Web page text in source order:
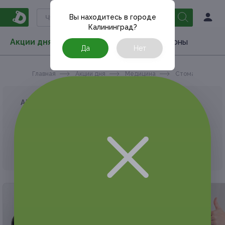
Акции дня Товары Туризм РестоКупоны
Вы находитесь в городе
Калининград?
Да Нет
Главная Акции дня Медицина Стоматология
АКЦИЯ, КОТОРУЮ ВЫ ИСКАЛИ, ЗАВЕРШЕНА.
Но у Frendi есть предложения, которые
могут вам понравиться!